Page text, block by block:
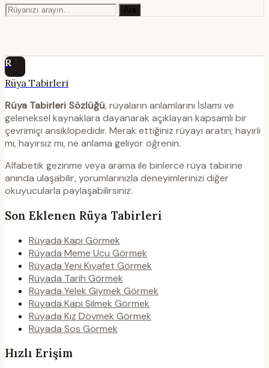
Ara
R
Rüya Tabirleri
Rüya Tabirleri Sözlüğü, rüyaların anlamlarını İslami ve
geleneksel kaynaklara dayanarak açıklayan kapsamlı bir
çevrimiçi ansiklopedidir. Merak ettiğiniz rüyayı aratın; hayırlı
mı, hayırsız mı, ne anlama geliyor öğrenin.
Alfabetik gezinme veya arama ile binlerce rüya tabirine
anında ulaşabilir, yorumlarınızla deneyimlerinizi diğer
okuyucularla paylaşabilirsiniz.
Son Eklenen Rüya Tabirleri
Rüyada Kapı Görmek
Rüyada Meme Ucu Görmek
Rüyada Yeni Kıyafet Görmek
Rüyada Tarih Görmek
Rüyada Yelek Giymek Görmek
Rüyada Kapı Silmek Görmek
Rüyada Kız Dövmek Görmek
Rüyada Sos Görmek
Hızlı Erişim